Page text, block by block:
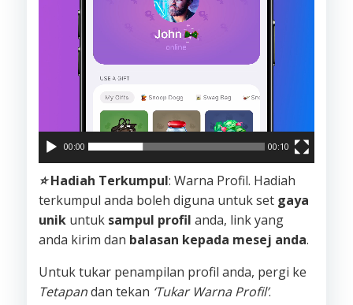
00:00 00:10
⭐️ Hadiah Terkumpul: Warna Profil. Hadiah
terkumpul anda boleh diguna untuk set gaya
unik untuk sampul profil anda, link yang
anda kirim dan balasan kepada mesej anda.
Untuk tukar penampilan profil anda, pergi ke
Tetapandan tekan ‘Tukar Warna Profil’.